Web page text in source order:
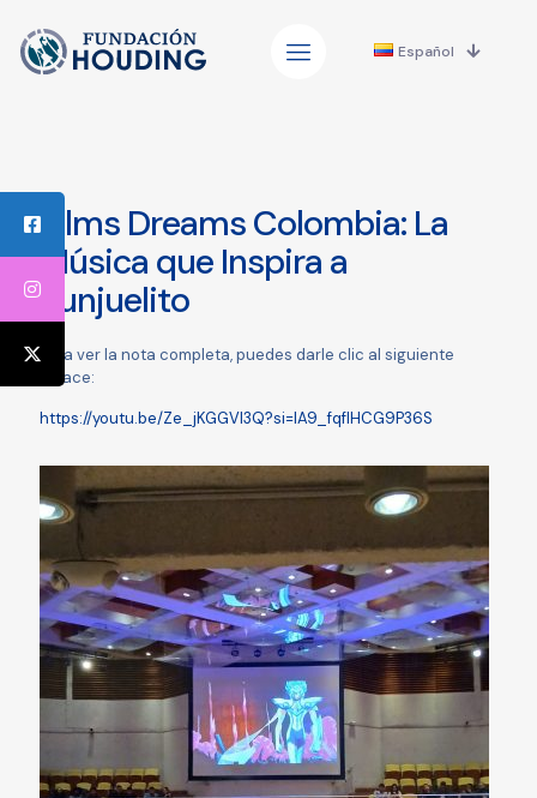
Español
Films Dreams Colombia: La
Música que Inspira a
Tunjuelito
Para ver la nota completa, puedes darle clic al siguiente
enlace:
https://youtu.be/Ze_jKGGVl3Q?si=IA9_fqflHCG9P36S